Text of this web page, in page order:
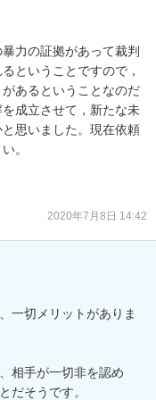
力の証拠があって裁判
ということですので，
あるということなのだ
成立させて，新たな未
思いました。現在依頼
。
2020年7月8日 14:42
一切メリットがありま
相手が一切非を認め
だそうです。